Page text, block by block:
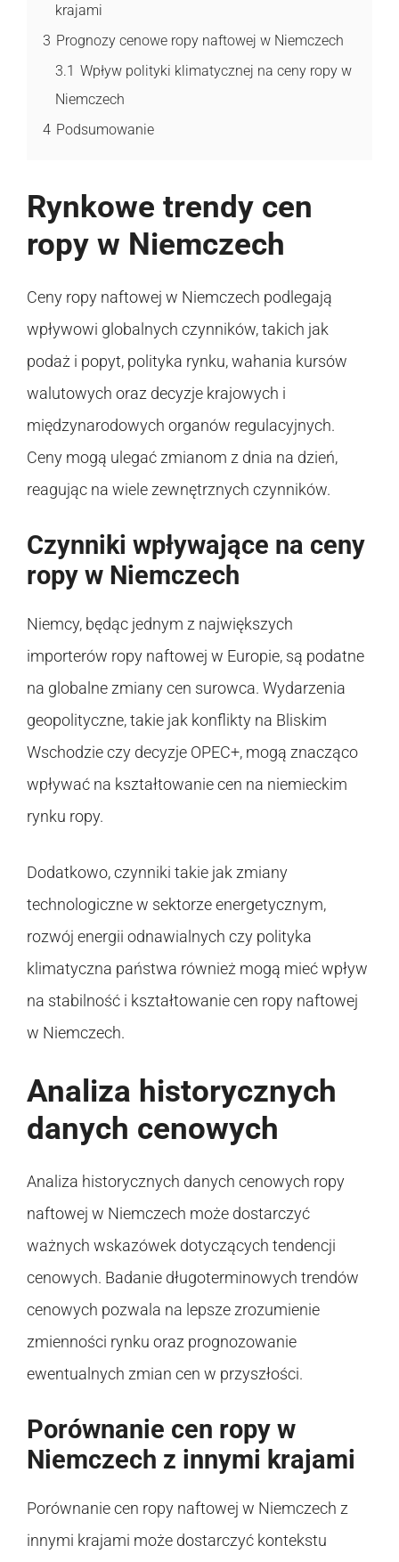
krajami
3 Prognozy cenowe ropy naftowej w Niemczech
3.1 Wpływ polityki klimatycznej na ceny ropy w
Niemczech
4 Podsumowanie
Rynkowe trendy cen
ropy w Niemczech
Ceny ropy naftowej w Niemczech podlegają
wpływowi globalnych czynników, takich jak
podaż i popyt, polityka rynku, wahania kursów
walutowych oraz decyzje krajowych i
międzynarodowych organów regulacyjnych.
Ceny mogą ulegać zmianom z dnia na dzień,
reagując na wiele zewnętrznych czynników.
Czynniki wpływające na ceny
ropy w Niemczech
Niemcy, będąc jednym z największych
importerów ropy naftowej w Europie, są podatne
na globalne zmiany cen surowca. Wydarzenia
geopolityczne, takie jak konflikty na Bliskim
Wschodzie czy decyzje OPEC+, mogą znacząco
wpływać na kształtowanie cen na niemieckim
rynku ropy.
Dodatkowo, czynniki takie jak zmiany
technologiczne w sektorze energetycznym,
rozwój energii odnawialnych czy polityka
klimatyczna państwa również mogą mieć wpływ
na stabilność i kształtowanie cen ropy naftowej
w Niemczech.
Analiza historycznych
danych cenowych
Analiza historycznych danych cenowych ropy
naftowej w Niemczech może dostarczyć
ważnych wskazówek dotyczących tendencji
cenowych. Badanie długoterminowych trendów
cenowych pozwala na lepsze zrozumienie
zmienności rynku oraz prognozowanie
ewentualnych zmian cen w przyszłości.
Porównanie cen ropy w
Niemczech z innymi krajami
Porównanie cen ropy naftowej w Niemczech z
innymi krajami może dostarczyć kontekstu